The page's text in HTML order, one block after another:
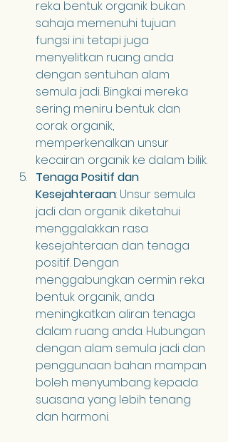
reka bentuk organik bukan
sahaja memenuhi tujuan
fungsi ini tetapi juga
menyelitkan ruang anda
dengan sentuhan alam
semula jadi. Bingkai mereka
sering meniru bentuk dan
corak organik,
memperkenalkan unsur
kecairan organik ke dalam bilik.
Tenaga Positif dan
Kesejahteraan: Unsur semula
jadi dan organik diketahui
menggalakkan rasa
kesejahteraan dan tenaga
positif. Dengan
menggabungkan cermin reka
bentuk organik, anda
meningkatkan aliran tenaga
dalam ruang anda. Hubungan
dengan alam semula jadi dan
penggunaan bahan mampan
boleh menyumbang kepada
suasana yang lebih tenang
dan harmoni.